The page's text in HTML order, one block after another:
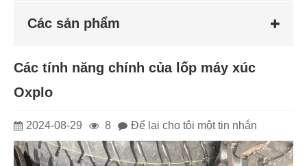
Các sản phẩm
Các tính năng chính của lốp máy xúc
Oxplo
2024-08-29 8 Để lại cho tôi một tin nhắn